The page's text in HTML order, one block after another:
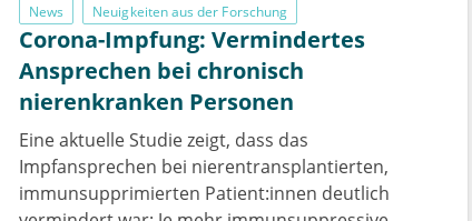
News Neuigkeiten aus der Forschung
Corona-Impfung: Vermindertes
Ansprechen bei chronisch
nierenkranken Personen
Eine aktuelle Studie zeigt, dass das
Impfansprechen bei nierentransplantierten,
immunsupprimierten Patient:innen deutlich